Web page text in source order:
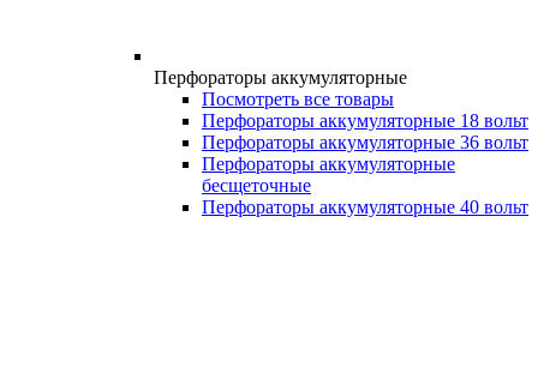
Перфораторы аккумуляторные
Посмотреть все товары
Перфораторы аккумуляторные 18 вольт
Перфораторы аккумуляторные 36 вольт
Перфораторы аккумуляторные
бесщеточные
Перфораторы аккумуляторные 40 вольт